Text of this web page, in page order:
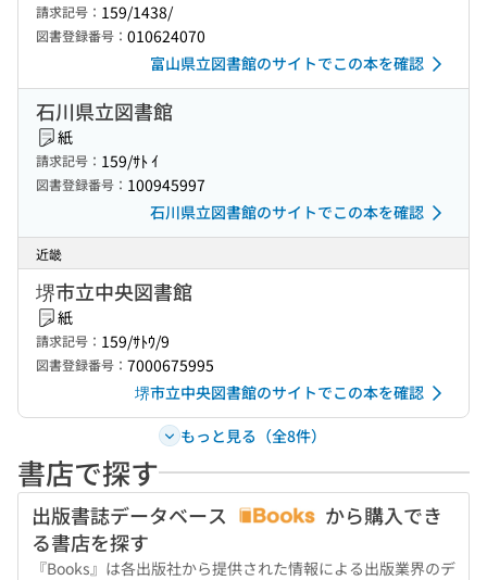
請求記号： 159/1438/
図書登録番号： 010624070
富山県立図書館のサイトでこの本を確認
石川県立図書館
紙
請求記号： 159/ｻﾄ ｲ
図書登録番号： 100945997
石川県立図書館のサイトでこの本を確認
近畿
堺市立中央図書館
紙
請求記号： 159/ｻﾄｳ/9
図書登録番号： 7000675995
堺市立中央図書館のサイトでこの本を確認
もっと見る（全8件）
書店で探す
出版書誌データベース
から購入でき
る書店を探す
『Books』は各出版社から提供された情報による出版業界のデ